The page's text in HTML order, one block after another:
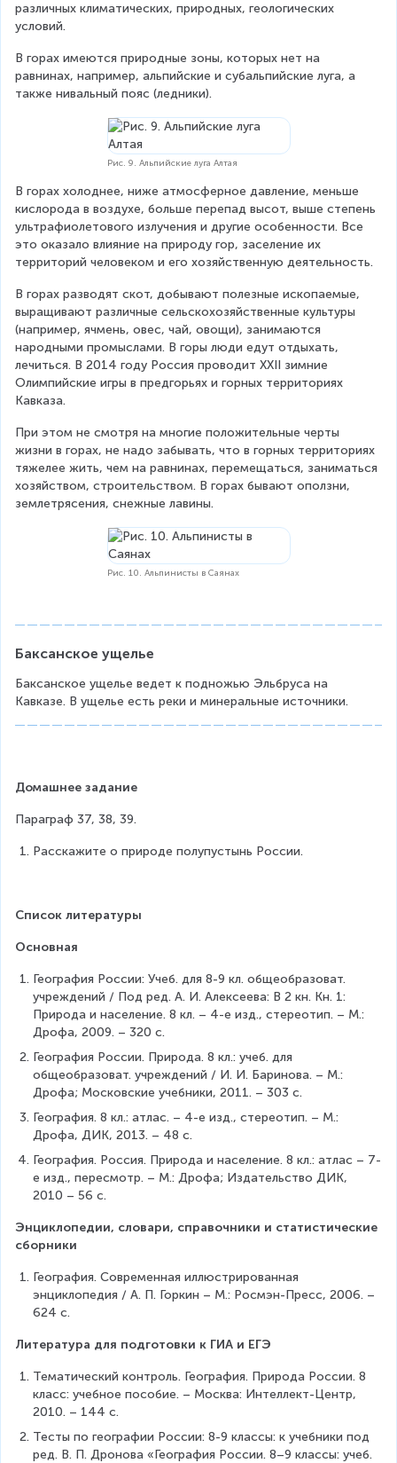
различных климатических, природных, геологических
условий.
В горах имеются природные зоны, которых нет на
равнинах, например, альпийские и субальпийские луга, а
также нивальный пояс (ледники).
Рис. 9. Альпийские луга Алтая
В горах холоднее, ниже атмосферное давление, меньше
кислорода в воздухе, больше перепад высот, выше степень
ультрафиолетового излучения и другие особенности. Все
это оказало влияние на природу гор, заселение их
территорий человеком и его хозяйственную деятельность.
В горах разводят скот, добывают полезные ископаемые,
выращивают различные сельскохозяйственные культуры
(например, ячмень, овес, чай, овощи), занимаются
народными промыслами. В горы люди едут отдыхать,
лечиться. В 2014 году Россия проводит XXII зимние
Олимпийские игры в предгорьях и горных территориях
Кавказа.
При этом не смотря на многие положительные черты
жизни в горах, не надо забывать, что в горных территориях
тяжелее жить, чем на равнинах, перемещаться, заниматься
хозяйством, строительством. В горах бывают оползни,
землетрясения, снежные лавины.
Рис. 10. Альпинисты в Саянах
Баксанское ущелье
Баксанское ущелье ведет к подножью Эльбруса на
Кавказе. В ущелье есть реки и минеральные источники.
Домашнее задание
Параграф 37, 38, 39.
Расскажите о природе полупустынь России.
Список литературы
Основная
География России: Учеб. для 8-9 кл. общеобразоват.
учреждений / Под ред. А. И. Алексеева: В 2 кн. Кн. 1:
Природа и население. 8 кл. – 4-е изд., стереотип. – М.:
Дрофа, 2009. – 320 с.
География России. Природа. 8 кл.: учеб. для
общеобразоват. учреждений / И. И. Баринова. – М.:
Дрофа; Московские учебники, 2011. – 303 с.
География. 8 кл.: атлас. – 4-е изд., стереотип. – М.:
Дрофа, ДИК, 2013. – 48 с.
География. Россия. Природа и население. 8 кл.: атлас – 7-
е изд., пересмотр. – М.: Дрофа; Издательство ДИК,
2010 – 56 с.
Энциклопедии, словари, справочники и статистические
сборники
География. Современная иллюстрированная
энциклопедия / А. П. Горкин – М.: Росмэн-Пресс, 2006. –
624 с.
Литература для подготовки к ГИА и ЕГЭ
Тематический контроль. География. Природа России. 8
класс: учебное пособие. – Москва: Интеллект-Центр,
2010. – 144 с.
Тесты по географии России: 8-9 классы: к учебники под
ред. В. П. Дронова «География России. 8–9 классы: учеб.